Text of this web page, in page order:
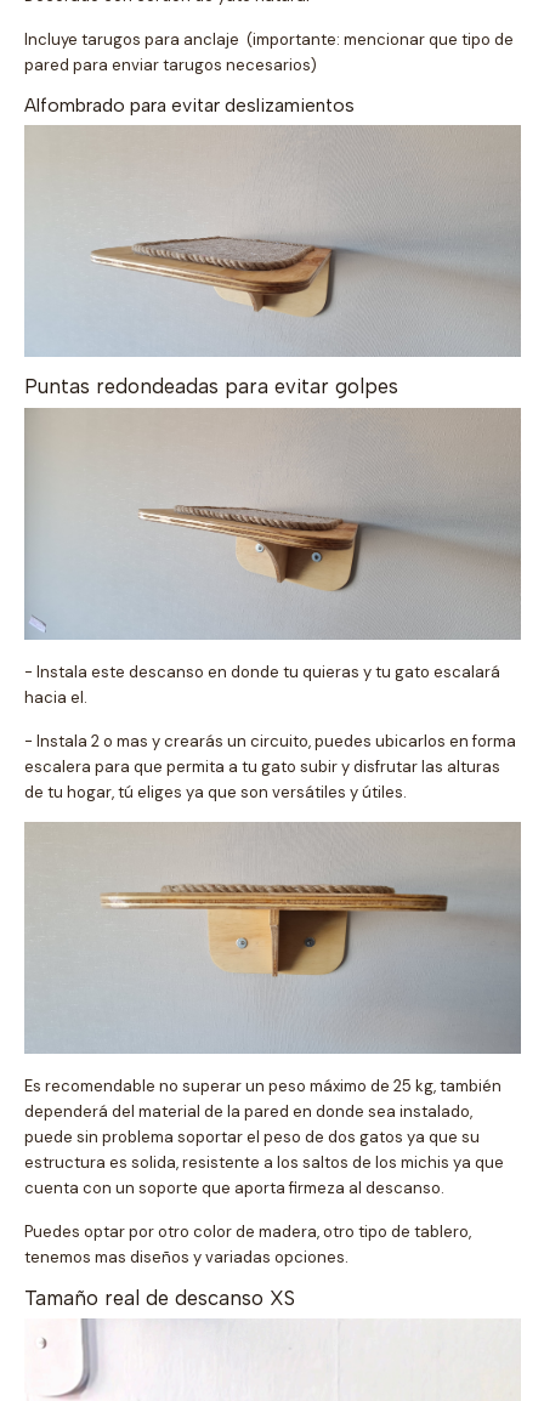
Incluye tarugos para anclaje (importante: mencionar que tipo de
pared para enviar tarugos necesarios)
Alfombrado para evitar deslizamientos
Puntas redondeadas para evitar golpes
- Instala este descanso en donde tu quieras y tu gato escalará
hacia el.
- Instala 2 o mas y crearás un circuito, puedes ubicarlos en forma
escalera para que permita a tu gato subir y disfrutar las alturas
de tu hogar, tú eliges ya que son versátiles y útiles.
Es recomendable no superar un peso máximo de 25 kg, también
dependerá del material de la pared en donde sea instalado,
puede sin problema soportar el peso de dos gatos ya que su
estructura es solida, resistente a los saltos de los michis ya que
cuenta con un soporte que aporta firmeza al descanso.
Puedes optar por otro color de madera, otro tipo de tablero,
tenemos mas diseños y variadas opciones.
Tamaño real de descanso XS